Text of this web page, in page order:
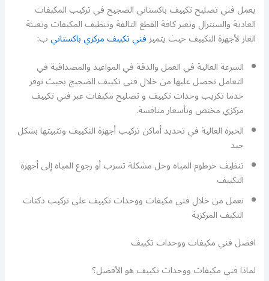
يعمل فني تصليح تكييف باكستاني الضجيج في تركيب المكيفات
العادية والسنترال وتغير كافة القطع التالفة وتنظيف المكيفات وتعبئة
الغاز لأجهزة التكييف حيث يتميزفني تكييف مركزي باكستانيب:
السرعة العالية في العمل والدقة في المواعيد والمصداقية في
التعامل تحصل عليها من خلال فني تكييف الضجيج بحيث نوفر
خدما تكريب وحدات تكييف و تصليح مكيفات عبر فني تكييف
مركزي مختص وبأسعار منافسة.
الخبرة العالية في تحديد أماكن تركيب أجهزة التكييف وتثبيتها بشكل
جيد
تنظيف خرطوم المياه وحل مشكلة تسرب أو رجوع المياه إلى أجهزة
التكييف
نعمل من خلال فني مكيفات ووحدات تكييف على تركيب دكتات
التكيف المركزية
افضل فني مكيفات ووحدات تكييف
لماذا فني مكيفات ووحدات تكييف هو الأفضل؟